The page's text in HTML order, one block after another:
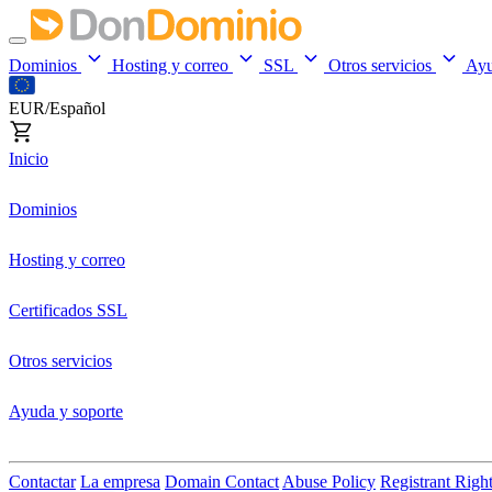
Dominios Hosting y correo SSL Otros servicios
EUR/Español
Inicio
Dominios
Hosting y correo
Certificados SSL
Otros servicios
Ayuda y soporte
Contactar La empresa Domain Contact Abuse Policy Registrant